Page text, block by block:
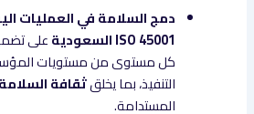
دمج السلامة في العمليات
ISO 45001 السعودية
على
كل مستوى من مستويات
التنفيذ، بما يخلقثقافة
المستدامة.